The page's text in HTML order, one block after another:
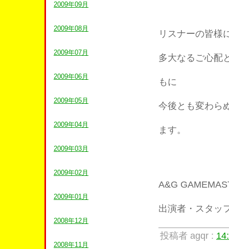
2009年09月
2009年08月
2009年07月
2009年06月
2009年05月
2009年04月
2009年03月
2009年02月
2009年01月
2008年12月
2008年11月
リスナーの皆様
多大なるご心配
もに
今後とも変わら
ます。
A&G
出演者・スタッ
投稿者 agqr :